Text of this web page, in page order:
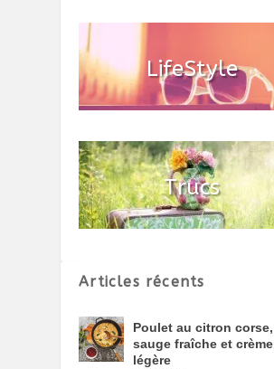
Articles récents
Poulet au citron corse,
sauge fraîche et crème
légère